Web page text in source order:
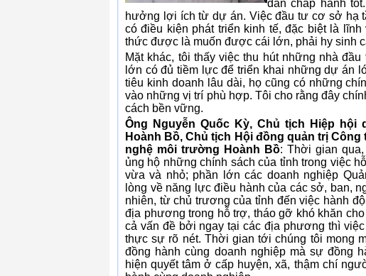
dân chấp hành
hưởng lợi ích từ dự án. Việc đầu tư cơ sở hạ
có điều kiện phát triển kinh tế, đặc biệt là
thức được là muốn được cái lớn, phải hy sinh
Mặt khác, tôi thấy việc thu hút những nhà
lớn có đủ tiềm lực để triển khai những dự án
tiêu kinh doanh lâu dài, họ cũng có những
vào những vị trí phù hợp. Tôi cho rằng đây
cách bền vững.
Ông Nguyễn Quốc Kỳ, Chủ tịch Hiệp hội
Hoành Bồ, Chủ tịch Hội đồng quản trị Công
nghệ môi trường Hoành Bồ: Thời gian
ủng hộ những chính sách của tỉnh trong việc
vừa và nhỏ; phần lớn các doanh nghiệp
lòng về năng lực điều hành của các sở, ban,
nhiên, từ chủ trương của tỉnh đến việc hành
địa phương trong hỗ trợ, tháo gỡ khó khăn
cả vấn đề bởi ngay tại các địa phương thì
thực sự rõ nét. Thời gian tới chúng tôi mong
đồng hành cùng doanh nghiệp mà sự đồng
hiện quyết tâm ở cấp huyện, xã, thậm chí